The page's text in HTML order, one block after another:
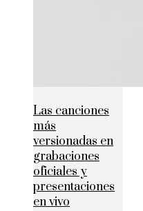
Las canciones
más
versionadas en
grabaciones
oficiales y
presentaciones
en vivo